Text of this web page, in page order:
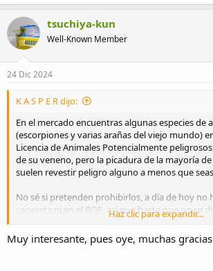
a
c
c
i
o
n
e
:
tsuchiya-kun
Well-Known Member
24 Dic 2024
K A S P E R dijo:
En el mercado encuentras algunas especies de
(escorpiones y varias arañas del viejo mundo)
Licencia de Animales Potencialmente
de su veneno, pero la picadura de la mayoría
suelen revestir peligro alguno a menos que
No sé si pretenden prohibirlos, a día de hoy no
concreta ni en el BOE, así que hasta que no se
contrario, siguen siendo legales siempre que se
normativa, documento de cesión, CITES, etc. en
necesario.
Haz clic para expandir...
Muy interesante, pues oye, muchas